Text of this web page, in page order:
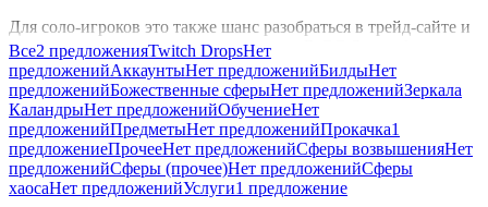
Для соло-игроков это также шанс разобраться в трейд-сайте и
не переплачивать на ранних покупках. В GG.Store обучение
Path of Exile собирают под текущую лигу и ваш уровень
подготовки, чтобы за короткий период вы уверенно вышли на
мапинг и пинакл-боссов без постоянных смертей и потерь
опыта.
Все2 предложенияTwitch DropsНет
предложенийАккаунтыНет предложенийБилдыНет
предложенийБожественные сферыНет предложенийЗеркала
КаландрыНет предложенийОбучениеНет
предложенийПредметыНет предложенийПрокачка1
предложениеПрочееНет предложенийСферы возвышенияНет
предложенийСферы (прочее)Нет предложенийСферы
хаосаНет предложенийУслуги1 предложение